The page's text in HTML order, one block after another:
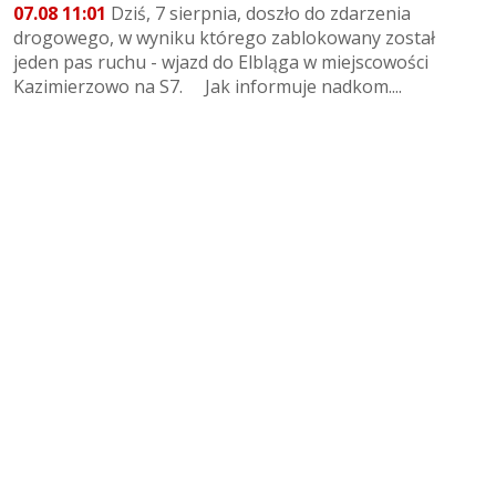
07.08 11:01 Dziś, 7 sierpnia, doszło do zdarzenia
drogowego, w wyniku którego zablokowany został
jeden pas ruchu - wjazd do Elbląga w miejscowości
Kazimierzowo na S7. Jak informuje nadkom....